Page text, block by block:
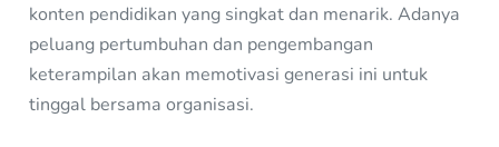
konten pendidikan yang singkat dan menarik. Adanya
peluang pertumbuhan dan pengembangan
keterampilan akan memotivasi generasi ini untuk
tinggal bersama organisasi.